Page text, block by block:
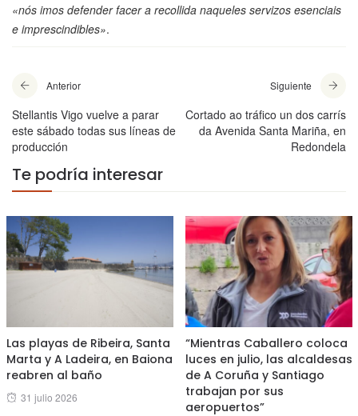
«nós imos defender facer a recollida naqueles servizos esenciais
e imprescindibles».
Anterior
Stellantis Vigo vuelve a parar
este sábado todas sus líneas de
producción
Siguiente
Cortado ao tráfico un dos carrís
da Avenida Santa Mariña, en
Redondela
Te podría interesar
Las playas de Ribeira, Santa
Marta y A Ladeira, en Baiona
reabren al baño
Posted
31 julio 2026
“Mientras Caballero coloca
luces en julio, las alcaldesas
de A Coruña y Santiago
trabajan por sus
aeropuertos”